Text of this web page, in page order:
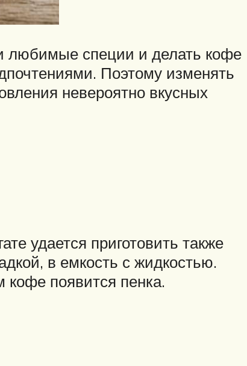
любимые специи и делать кофе
Поэтому изменять
невероятно вкусных
удается приготовить также
в емкость с жидкостью.
кофе появится пенка.